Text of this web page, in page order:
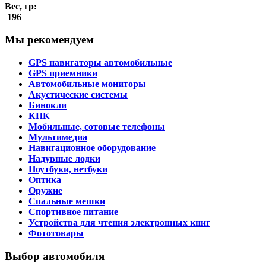
Вес, гр:
196
Мы рекомендуем
GPS навигаторы автомобильные
GPS приемники
Автомобильные мониторы
Акустические системы
Бинокли
КПК
Мобильные, сотовые телефоны
Мультимедиа
Навигационное оборудование
Надувные лодки
Ноутбуки, нетбуки
Оптика
Оружие
Спальные мешки
Спортивное питание
Устройства для чтения электронных книг
Фототовары
Выбор автомобиля